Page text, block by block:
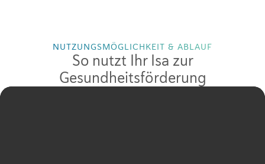
NUTZUNGSMÖGLICHKEIT & ABLAUF
So nutzt Ihr Isa zur
Gesundheitsförderung